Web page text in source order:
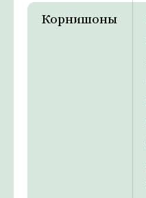
Корнишоны